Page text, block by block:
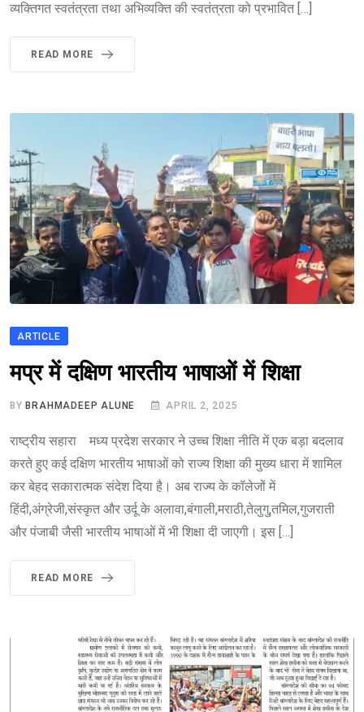
व्यक्तिगत स्वतंत्रता तथा अभिव्यक्ति की स्वतंत्रता को प्रभावित […]
READ MORE
ARTICLE
मप्र में दक्षिण भारतीय भाषाओं में शिक्षा
BYBRAHMADEEP ALUNE APRIL 2, 2025
राष्ट्रीय सहारा मध्य प्रदेश सरकार ने उच्च शिक्षा नीति में एक बड़ा बदलाव
करते हुए कई दक्षिण भारतीय भाषाओं को राज्य शिक्षा की मुख्य धारा में शामिल
कर बेहद सकारात्मक संदेश दिया है। अब राज्य के कॉलेजों में
हिंदी,अंग्रेजी,संस्कृत और उर्दू के अलावा,बंगाली,मराठी,तेलुगु,तमिल,गुजराती
और पंजाबी जैसी भारतीय भाषाओं में भी शिक्षा दी जाएगी। इस […]
READ MORE